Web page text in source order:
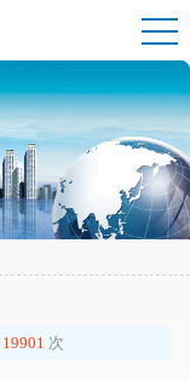
19901 次